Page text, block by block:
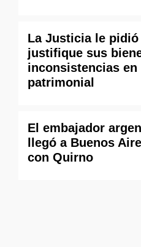
La Justicia le
justifique sus
inconsistencias
patrimonial
El embajador
llegó a Buenos
con Quirno